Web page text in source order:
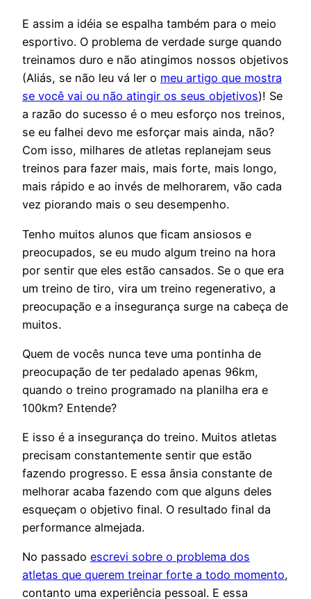
E assim a idéia se espalha também para o meio
esportivo. O problema de verdade surge quando
treinamos duro e não atingimos nossos objetivos
(Aliás, se não leu vá ler o meu artigo que mostra
se você vai ou não atingir os seus objetivos)! Se
a razão do sucesso é o meu esforço nos treinos,
se eu falhei devo me esforçar mais ainda, não?
Com isso, milhares de atletas replanejam seus
treinos para fazer mais, mais forte, mais longo,
mais rápido e ao invés de melhorarem, vão cada
vez piorando mais o seu desempenho.
Tenho muitos alunos que ficam ansiosos e
preocupados, se eu mudo algum treino na hora
por sentir que eles estão cansados. Se o que era
um treino de tiro, vira um treino regenerativo, a
preocupação e a insegurança surge na cabeça de
muitos.
Quem de vocês nunca teve uma pontinha de
preocupação de ter pedalado apenas 96km,
quando o treino programado na planilha era e
100km? Entende?
E isso é a insegurança do treino. Muitos atletas
precisam constantemente sentir que estão
fazendo progresso. E essa ânsia constante de
melhorar acaba fazendo com que alguns deles
esqueçam o objetivo final. O resultado final da
performance almejada.
No passado escrevi sobre o problema dos
atletas que querem treinar forte a todo momento,
contanto uma experiência pessoal. E essa